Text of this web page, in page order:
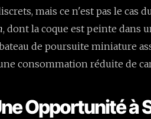
mais ce n'est pas le cas
, dont la coque est peinte dans
de poursuite miniature
consommation réduite de
Opportunité à